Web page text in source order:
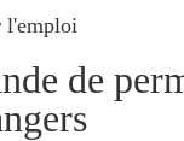
l'emploi
de